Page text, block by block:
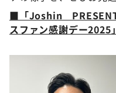
■「Joshin
スファン感謝デー2025